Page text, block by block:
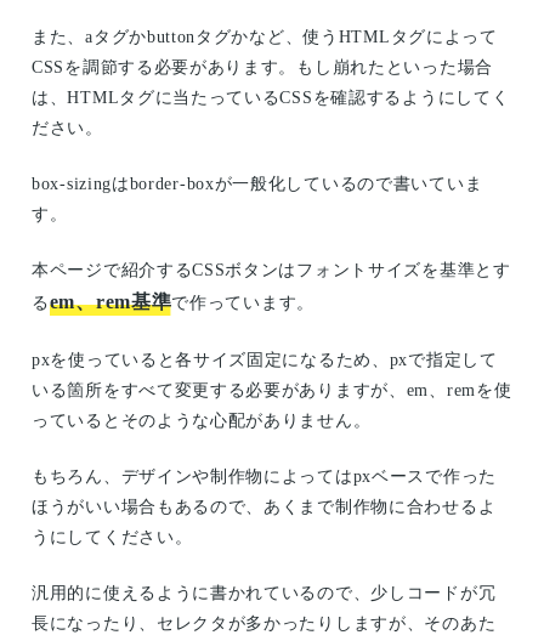
また、aタグかbuttonタグかなど、使うHTMLタグによって
CSSを調節する必要があります。もし崩れたといった場合
は、HTMLタグに当たっているCSSを確認するようにしてく
ださい。
box-sizingはborder-boxが一般化しているので書いていま
す。
本ページで紹介するCSSボタンはフォントサイズを基準とす
る em、rem基準で作っています。
pxを使っていると各サイズ固定になるため、pxで指定して
いる箇所をすべて変更する必要がありますが、em、remを使
っているとそのような心配がありません。
もちろん、デザインや制作物によってはpxベースで作った
ほうがいい場合もあるので、あくまで制作物に合わせるよ
うにしてください。
汎用的に使えるように書かれているので、少しコードが冗
長になったり、セレクタが多かったりしますが、そのあた